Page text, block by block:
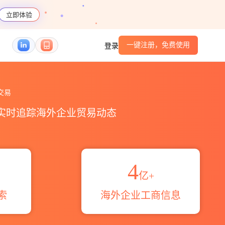
立即体验
登录 一键注册，免费使用
易
时追踪海外企业贸易动态
4亿+
海外企业工商信息